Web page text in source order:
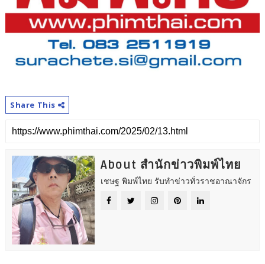
Share This
About สำนักข่าวพิมพ์ไทย
เชษฐ พิมพ์ไทย รับทำข่าวทั่วราชอาณาจักร